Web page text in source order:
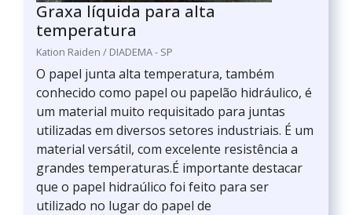
Graxa líquida para alta
temperatura
Kation Raiden / DIADEMA - SP
O papel junta alta temperatura, também
conhecido como papel ou papelão hidráulico, é
um material muito requisitado para juntas
utilizadas em diversos setores industriais. É um
material versátil, com excelente resistência a
grandes temperaturas.É importante destacar
que o papel hidraúlico foi feito para ser
utilizado no lugar do papel de